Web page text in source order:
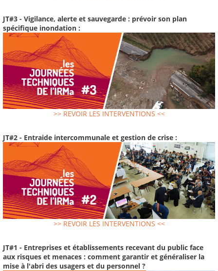
JT#3 - Vigilance, alerte et sauvegarde : prévoir son plan
spécifique inondation :
>> REVOIR LES INTERVENTIONS <<
JT#2 - Entraide intercommunale et gestion de crise :
>> REVOIR LES INTERVENTIONS <<
JT#1 - Entreprises et établissements recevant du public face
aux risques et menaces : comment garantir et généraliser la
mise à l'abri des usagers et du personnel ?